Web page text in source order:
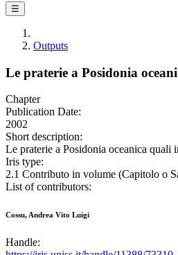
☰
Outputs
Le praterie a Posidonia
Chapter
Publication Date:
2002
Short description:
Le praterie a Posidonia oceanica
Iris type:
2.1 Contributo in volume (Capitolo o
List of contributors:
Cossu, Andrea Vito Luigi
Handle: